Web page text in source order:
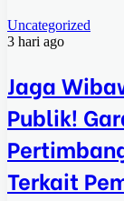
Uncategorized
3 hari ago
Jaga
Publik!
Terkait